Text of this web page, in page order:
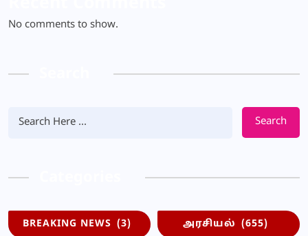
No comments to show.
Search
BREAKING NEWS (3) அரசியல் (655)